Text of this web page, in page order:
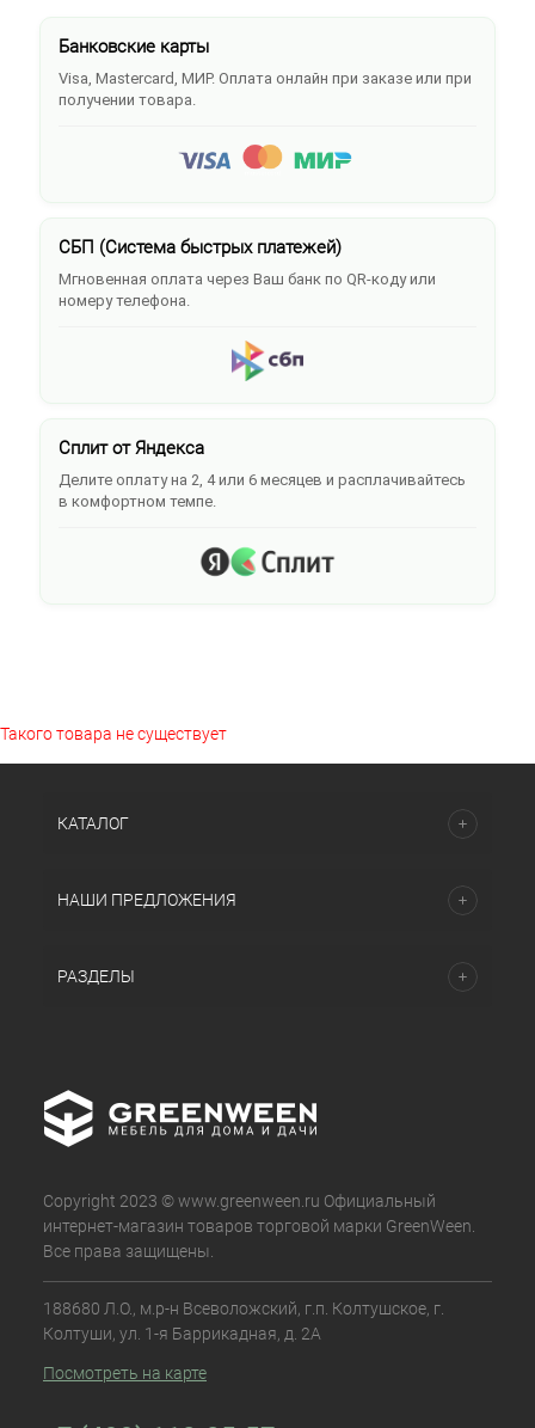
Банковские карты
Visa, Mastercard, МИР. Оплата онлайн при заказе или при
получении товара.
СБП (Система быстрых платежей)
Мгновенная оплата через Ваш банк по QR-коду или
номеру телефона.
Сплит от Яндекса
Делите оплату на 2, 4 или 6 месяцев и расплачивайтесь
в комфортном темпе.
Такого товара не существует
КАТАЛОГ
НАШИ ПРЕДЛОЖЕНИЯ
РАЗДЕЛЫ
Copyright 2023 © www.greenween.ru Официальный
интернет-магазин товаров торговой марки GreenWeen.
Все права защищены.
188680 Л.О., м.р-н Всеволожский, г.п. Колтушское, г.
Колтуши, ул. 1-я Баррикадная, д. 2А
Посмотреть на карте